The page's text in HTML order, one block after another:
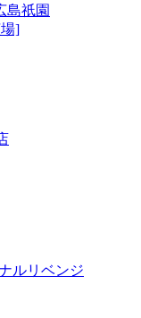
島祇園
]
ルリベンジ